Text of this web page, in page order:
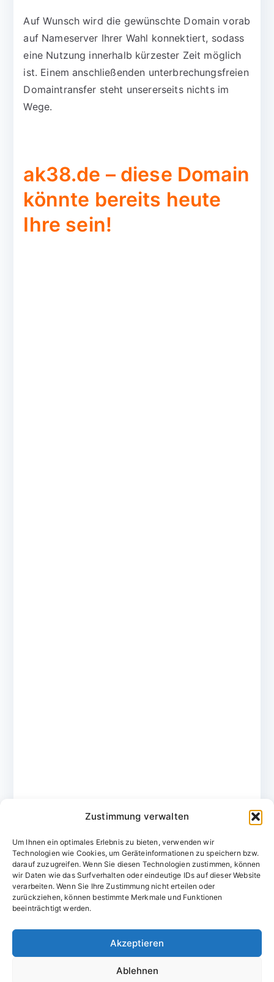
Zustimmung verwalten
Um Ihnen ein optimales Erlebnis zu bieten, verwenden wir
Technologien wie Cookies, um Geräteinformationen zu speichern bzw.
darauf zuzugreifen. Wenn Sie diesen Technologien zustimmen, können
wir Daten wie das Surfverhalten oder eindeutige IDs auf dieser Website
verarbeiten. Wenn Sie Ihre Zustimmung nicht erteilen oder
zurückziehen, können bestimmte Merkmale und Funktionen
beeinträchtigt werden.
Akzeptieren
Ablehnen
Auf Wunsch wird die gewünschte Domain vorab
auf Nameserver Ihrer Wahl konnektiert, sodass
eine Nutzung innerhalb kürzester Zeit möglich
ist. Einem anschließenden unterbrechungsfreien
Domaintransfer steht unsererseits nichts im
Wege.
ak38.de – diese Domain
könnte bereits heute
Ihre sein!
Domainvergabestelle.de